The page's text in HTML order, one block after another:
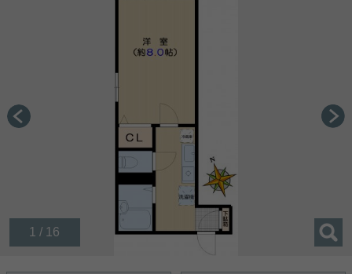
1 / 16